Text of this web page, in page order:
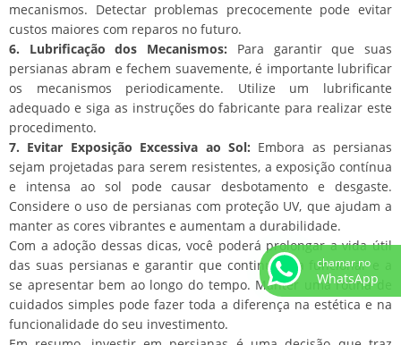
mecanismos. Detectar problemas precocemente pode evitar
custos maiores com reparos no futuro.
6. Lubrificação dos Mecanismos: Para garantir que suas
persianas abram e fechem suavemente, é importante lubrificar
os mecanismos periodicamente. Utilize um lubrificante
adequado e siga as instruções do fabricante para realizar este
procedimento.
7. Evitar Exposição Excessiva ao Sol: Embora as persianas
sejam projetadas para serem resistentes, a exposição contínua
e intensa ao sol pode causar desbotamento e desgaste.
Considere o uso de persianas com proteção UV, que ajudam a
manter as cores vibrantes e aumentam a durabilidade.
Com a adoção dessas dicas, você poderá prolongar a vida útil
das suas persianas e garantir que continuem a funcionar e a
se apresentar bem ao longo do tempo. Manter uma rotina de
cuidados simples pode fazer toda a diferença na estética e na
funcionalidade do seu investimento.
chamar no
WhatsApp